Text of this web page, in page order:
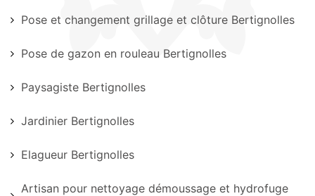
Pose et changement grillage et clôture Bertignolles
Pose de gazon en rouleau Bertignolles
Paysagiste Bertignolles
Jardinier Bertignolles
Elagueur Bertignolles
Artisan pour nettoyage démoussage et hydrofuge